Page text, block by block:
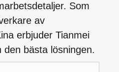
Som
av
erbjuder Tianmei
bästa lösningen.